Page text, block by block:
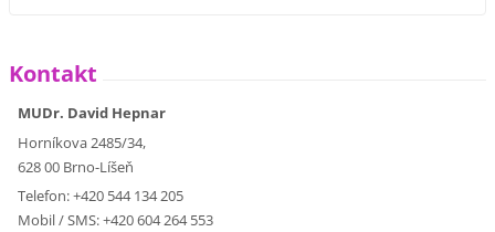
Kontakt
MUDr. David Hepnar
Horníkova 2485/34,
628 00 Brno-Líšeň
Telefon: +420 544 134 205
Mobil / SMS: +420 604 264 553